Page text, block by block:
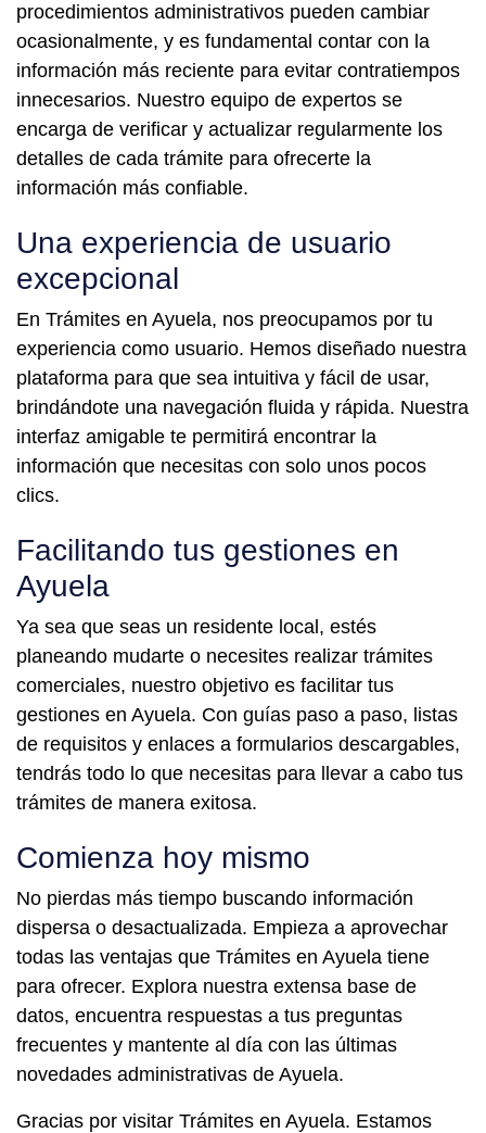
procedimientos administrativos pueden cambiar
ocasionalmente, y es fundamental contar con la
información más reciente para evitar contratiempos
innecesarios. Nuestro equipo de expertos se
encarga de verificar y actualizar regularmente los
detalles de cada trámite para ofrecerte la
información más confiable.
Una experiencia de usuario
excepcional
En Trámites en Ayuela, nos preocupamos por tu
experiencia como usuario. Hemos diseñado nuestra
plataforma para que sea intuitiva y fácil de usar,
brindándote una navegación fluida y rápida. Nuestra
interfaz amigable te permitirá encontrar la
información que necesitas con solo unos pocos
clics.
Facilitando tus gestiones en
Ayuela
Ya sea que seas un residente local, estés
planeando mudarte o necesites realizar trámites
comerciales, nuestro objetivo es facilitar tus
gestiones en Ayuela. Con guías paso a paso, listas
de requisitos y enlaces a formularios descargables,
tendrás todo lo que necesitas para llevar a cabo tus
trámites de manera exitosa.
Comienza hoy mismo
No pierdas más tiempo buscando información
dispersa o desactualizada. Empieza a aprovechar
todas las ventajas que Trámites en Ayuela tiene
para ofrecer. Explora nuestra extensa base de
datos, encuentra respuestas a tus preguntas
frecuentes y mantente al día con las últimas
novedades administrativas de Ayuela.
Gracias por visitar Trámites en Ayuela. Estamos